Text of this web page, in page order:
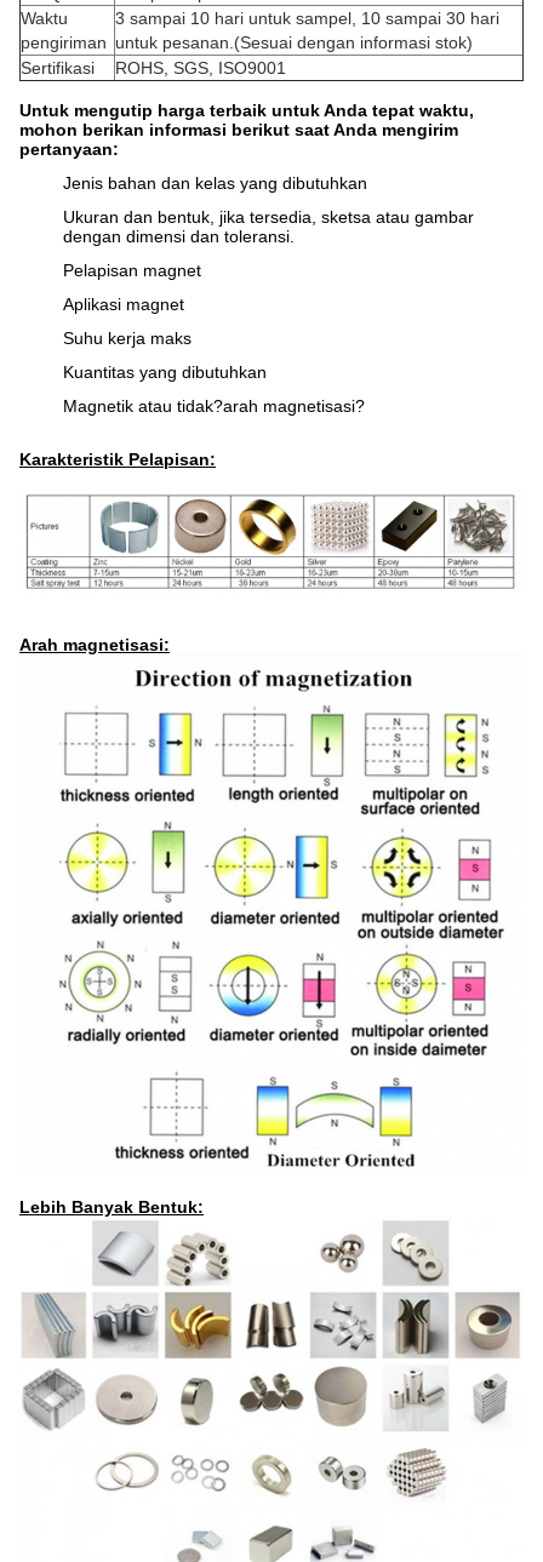
Waktu
pengiriman
3 sampai 10 hari untuk sampel, 10 sampai 30 hari
untuk pesanan.(Sesuai dengan informasi stok)
Sertifikasi
ROHS, SGS, ISO9001
Untuk mengutip harga terbaik untuk Anda tepat waktu,
mohon berikan informasi berikut saat Anda mengirim
pertanyaan:
Jenis bahan dan kelas yang dibutuhkan
Ukuran dan bentuk, jika tersedia, sketsa atau gambar
dengan dimensi dan toleransi.
Pelapisan magnet
Aplikasi magnet
Suhu kerja maks
Kuantitas yang dibutuhkan
Magnetik atau tidak?arah magnetisasi?
Karakteristik Pelapisan:
Arah magnetisasi:
Lebih Banyak Bentuk: